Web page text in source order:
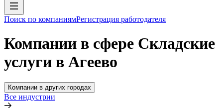
Поиск по компаниямРегистрация работодателя
Компании в сфере Складские
услуги в Агеево
Компании в других городах
Все индустрии